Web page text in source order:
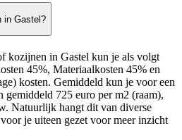
in Gastel?
kozijnen in Gastel kun je als volgt
45%, Materiaalkosten 45% en
kosten. Gemiddeld kun je voor een
gemiddeld 725 euro per m2 (raam),
Natuurlijk hangt dit van diverse
je uiteen gezet voor meer inzicht